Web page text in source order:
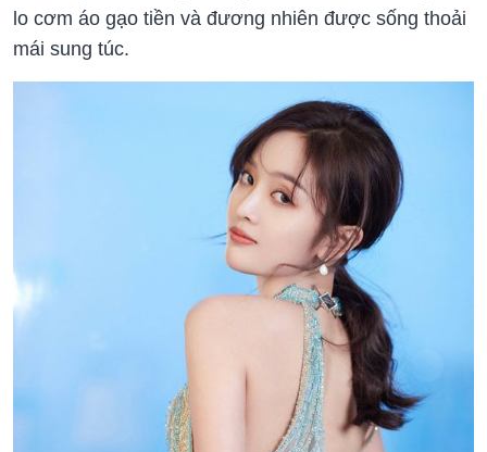
lo cơm áo gạo tiền và đương nhiên được sống thoải
mái sung túc.